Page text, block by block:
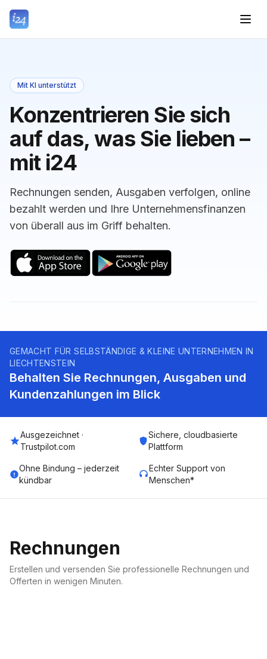
Mit KI unterstützt
Konzentrieren Sie sich
auf das, was Sie lieben –
mit i24
Rechnungen senden, Ausgaben verfolgen, online
bezahlt werden und Ihre Unternehmensfinanzen
von überall aus im Griff behalten.
GEMACHT FÜR SELBSTÄNDIGE & KLEINE UNTERNEHMEN IN
LIECHTENSTEIN
Behalten Sie Rechnungen, Ausgaben und
Kundenzahlungen im Blick
Ausgezeichnet ·
Trustpilot.com
Sichere, cloudbasierte
Plattform
Ohne Bindung – jederzeit
kündbar
Echter Support von
Menschen*
Rechnungen
Erstellen und versenden Sie professionelle Rechnungen und
Offerten in wenigen Minuten.